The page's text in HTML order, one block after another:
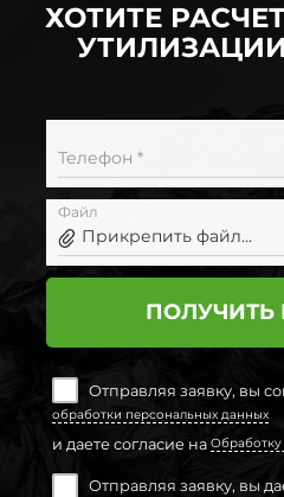
ХОТИТЕ
Телефон *
Файл
Прикрепить файл...
ПОЛУЧИТЬ
Отправляя заявку, вы
обработки персональных данных
и даете согласие на
Отправляя заявку, вы